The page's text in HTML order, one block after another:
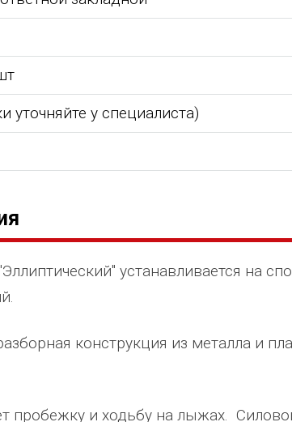
уточняйте у специалиста)
устанавливается на
конструкция из металла и
пробежку и ходьбу на лыжах.